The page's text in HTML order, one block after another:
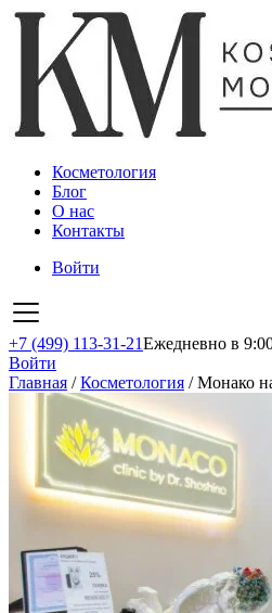
Косметология
Блог
О нас
Контакты
Войти
+7 (499) 113-31-21Ежедневно в
Войти
Главная /Косметология /Монако